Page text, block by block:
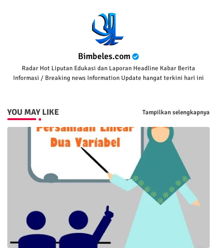
Bimbeles.com
Radar Hot Liputan Edukasi dan Laporan Headline Kabar Berita
Informasi / Breaking news Information Update hangat terkini hari ini
YOU MAY LIKE Tampilkan selengkapnya